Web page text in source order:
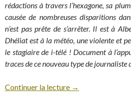
rédactions à travers l’hexagone, sa
causée de nombreuses disparitions
n’est pas prête de s’arrêter. Il est à
Dhéliat est à la météo, une violente et
le stagiaire de i-télé ! Document à
traces de ce nouveau type de journaliste
Continuer la lecture →